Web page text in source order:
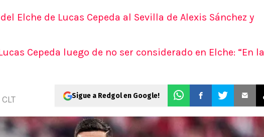
Elche de Lucas Cepeda al Sevilla de Alexis Sánchez y
Cepeda luego de no ser considerado en Elche: “En la
Sigue a Redgol en Google!